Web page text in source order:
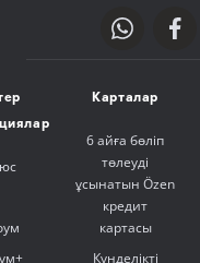
Карталар
6 айға бөліп
төлеуді
ұсынатын Özen
кредит
картасы
Күнделікті